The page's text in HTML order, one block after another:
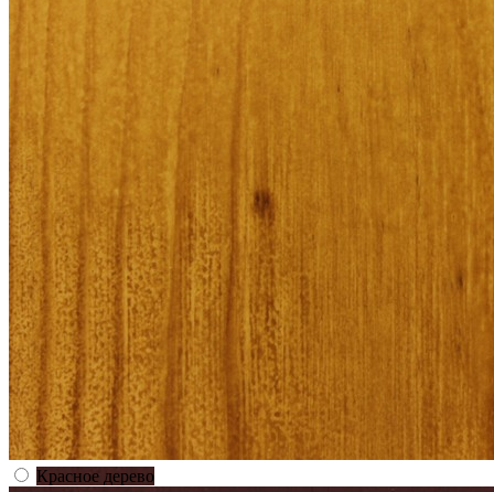
Красное дерево